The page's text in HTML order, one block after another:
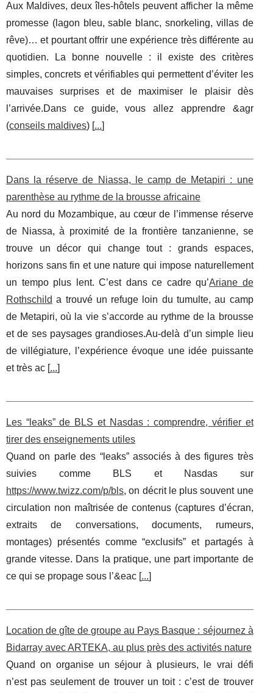
Aux Maldives, deux îles-hôtels peuvent afficher la même
promesse (lagon bleu, sable blanc, snorkeling, villas de
rêve)… et pourtant offrir une expérience très différente au
quotidien. La bonne nouvelle : il existe des critères
simples, concrets et vérifiables qui permettent d’éviter les
mauvaises surprises et de maximiser le plaisir dès
l’arrivée.Dans ce guide, vous allez apprendre &agr
(conseils maldives) [...]
Dans la réserve de Niassa, le camp de Metapiri : une
parenthèse au rythme de la brousse africaine
Au nord du Mozambique, au cœur de l’immense réserve
de Niassa, à proximité de la frontière tanzanienne, se
trouve un décor qui change tout : grands espaces,
horizons sans fin et une nature qui impose naturellement
un tempo plus lent. C’est dans ce cadre qu’Ariane de
Rothschild a trouvé un refuge loin du tumulte, au camp
de Metapiri, où la vie s’accorde au rythme de la brousse
et de ses paysages grandioses.Au-delà d’un simple lieu
de villégiature, l’expérience évoque une idée puissante
et très ac [...]
Les “leaks” de BLS et Nasdas : comprendre, vérifier et
tirer des enseignements utiles
Quand on parle des “leaks” associés à des figures très
suivies comme BLS et Nasdas sur
https://www.twizz.com/p/bls, on décrit le plus souvent une
circulation non maîtrisée de contenus (captures d’écran,
extraits de conversations, documents, rumeurs,
montages) présentés comme “exclusifs” et partagés à
grande vitesse. Dans la pratique, une part importante de
ce qui se propage sous l’&eac [...]
Location de gîte de groupe au Pays Basque : séjournez à
Bidarray avec ARTEKA, au plus près des activités nature
Quand on organise un séjour à plusieurs, le vrai défi
n’est pas seulement de trouver un toit : c’est de trouver